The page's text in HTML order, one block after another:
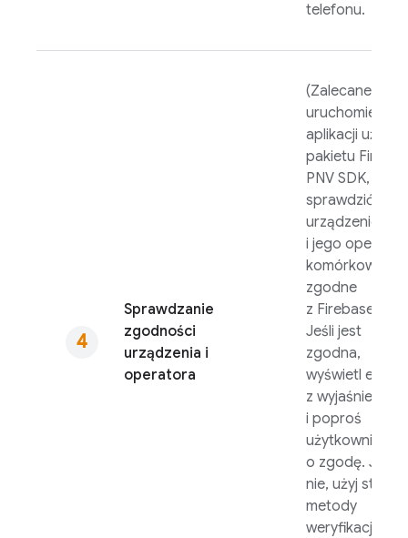
telefonu.
Sprawdzanie
zgodności
urządzenia i
operatora
(Zalecane) Po
uruchomieniu
aplikacji użyj
pakietu
PNV SDK, aby
sprawdzić, czy
urządzenie
i jego operator
komórkowy są
zgodne
z Firebase PNV
Jeśli jest
zgodna,
wyświetl ekran
z wyjaśnieniem
i poproś
użytkownika
o zgodę. Jeśli
nie, użyj
metody
weryfikacji